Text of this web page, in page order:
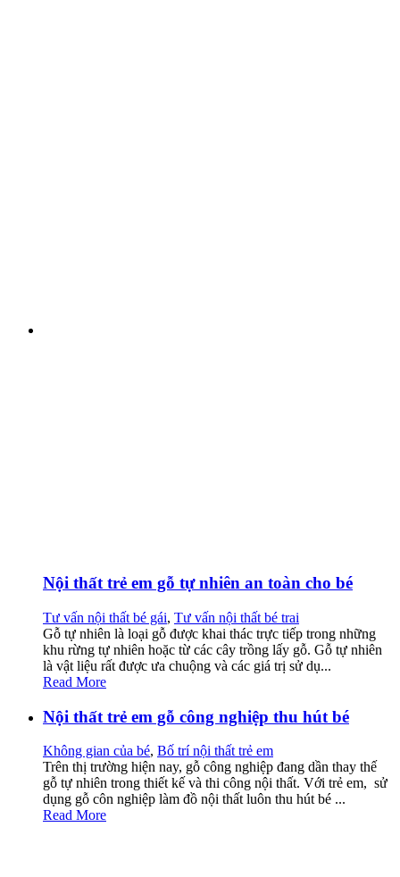
Nội thất trẻ em gỗ tự nhiên an toàn cho bé
Tư vấn nội thất bé gái, Tư vấn nội thất bé trai
Gỗ tự nhiên là loại gỗ được khai thác trực tiếp trong những
khu rừng tự nhiên hoặc từ các cây trồng lấy gỗ. Gỗ tự nhiên
là vật liệu rất được ưa chuộng và các giá trị sử dụ...
Read More
Nội thất trẻ em gỗ công nghiệp thu hút bé
Không gian của bé, Bố trí nội thất trẻ em
Trên thị trường hiện nay, gỗ công nghiệp đang dần thay thế
gỗ tự nhiên trong thiết kế và thi công nội thất. Với trẻ em, sử
dụng gỗ côn nghiệp làm đồ nội thất luôn thu hút bé ...
Read More